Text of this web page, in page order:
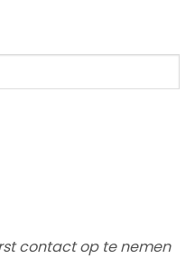
contact op te nemen